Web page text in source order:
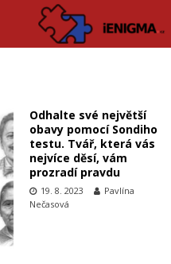
Odhalte své největší
obavy pomocí Sondiho
testu. Tvář, která vás
nejvíce děsí, vám
prozradí pravdu
19. 8. 2023
Pavlína
Nečasová